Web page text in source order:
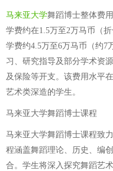
马来亚大学舞蹈博士整体费
学费约在1.5万至2万马币（
学费约4.5万至6万马币（约7
习、研究指导及部分学术资
及保险等开支。该费用水平
艺术类深造的学生。
马来亚大学舞蹈博士课程
马来亚大学舞蹈博士课程致
程涵盖舞蹈理论、历史、编
合。学生将深入探究舞蹈艺